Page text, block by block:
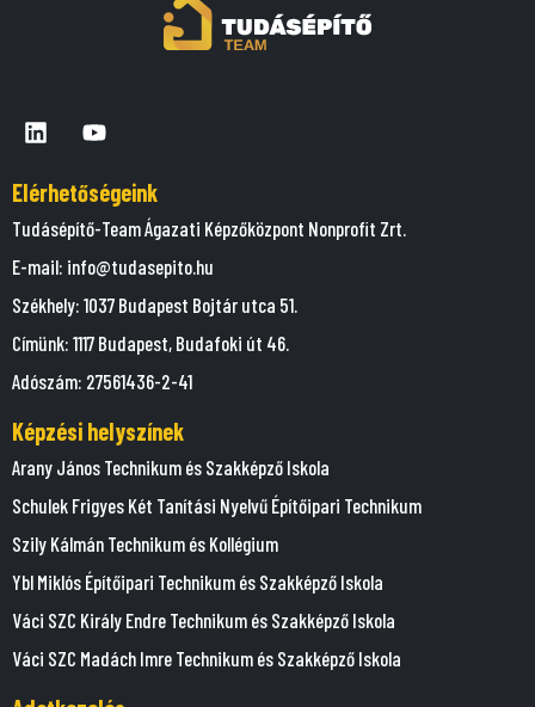
Elérhetőségeink
Tudásépítő-Team Ágazati Képzőközpont Nonprofit Zrt.
E-mail: info@tudasepito.hu
Székhely: 1037 Budapest Bojtár utca 51.
Címünk: 1117 Budapest, Budafoki út 46.
Adószám: 27561436-2-41
Képzési helyszínek
Arany János Technikum és Szakképző Iskola
Schulek Frigyes Két Tanítási Nyelvű Építőipari Technikum
Szily Kálmán Technikum és Kollégium
Ybl Miklós Építőipari Technikum és Szakképző Iskola
Váci SZC Király Endre Technikum és Szakképző Iskola
Váci SZC Madách Imre Technikum és Szakképző Iskola